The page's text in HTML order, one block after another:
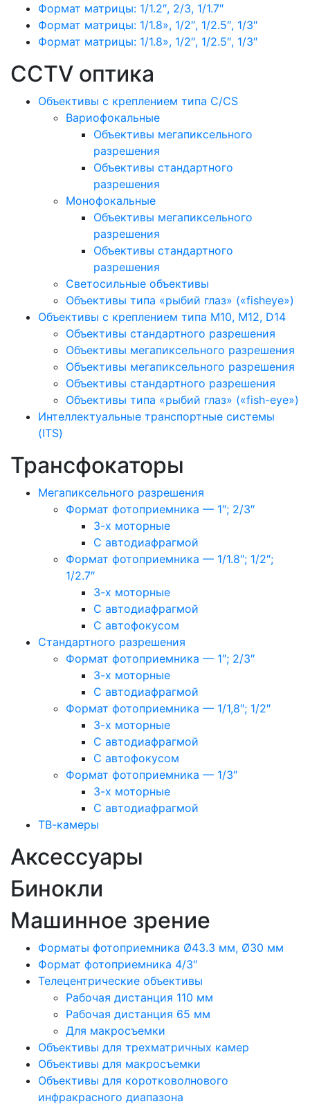
Формат матрицы: 1/1.2″, 2/3, 1/1.7″
Формат матрицы: 1/1.8», 1/2″, 1/2.5″, 1/3″
Формат матрицы: 1/1.8», 1/2″, 1/2.5″, 1/3″
CCTV оптика
Объективы с креплением типа C/CS
Вариофокальные
Объективы мегапиксельного
разрешения
Объективы стандартного
разрешения
Монофокальные
Объективы мегапиксельного
разрешения
Объективы стандартного
разрешения
Светосильные объективы
Объективы типа «рыбий глаз» («fisheye»)
Объективы с креплением типа M10, M12, D14
Объективы стандартного разрешения
Объективы мегапиксельного разрешения
Объективы мегапиксельного разрешения
Объективы стандартного разрешения
Объективы типа «рыбий глаз» («fish-eye»)
Интеллектуальные транспортные системы
(ITS)
Трансфокаторы
Мегапиксельного разрешения
Формат фотоприемника — 1″; 2/3″
3-х моторные
С автодиафрагмой
Формат фотоприемника — 1/1.8″; 1/2″;
1/2.7″
3-х моторные
С автодиафрагмой
С автофокусом
Стандартного разрешения
Формат фотоприемника — 1″; 2/3″
3-х моторные
С автодиафрагмой
Формат фотоприемника — 1/1,8″; 1/2″
3-х моторные
С автодиафрагмой
С автофокусом
Формат фотоприемника — 1/3″
3-х моторные
С автодиафрагмой
ТВ-камеры
Аксессуары
Бинокли
Машинное зрение
Форматы фотоприемника Ø43.3 мм, Ø30 мм
Формат фотоприемника 4/3″
Телецентрические объективы
Рабочая дистанция 110 мм
Рабочая дистанция 65 мм
Для макросъемки
Объективы для трехматричных камер
Объективы для макросъемки
Объективы для коротковолнового
инфракрасного диапазона